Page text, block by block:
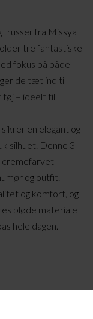
trusser fra Missya
tre fantastiske
fokus på både
de tæt ind til
tøj – ideelt til
en elegant og
silhuet. Denne 3-
cremefarvet
og outfit.
og komfort, og
bløde materiale
hele dagen.